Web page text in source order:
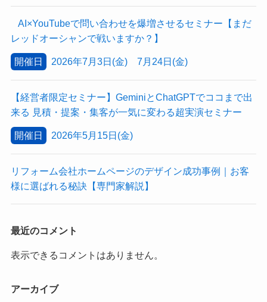
AI×YouTubeで問い合わせを爆増させるセミナー【まだ
レッドオーシャンで戦いますか？】
開催日 2026年7月3日(金) 7月24日(金)
【経営者限定セミナー】GeminiとChatGPTでココまで出
来る 見積・提案・集客が一気に変わる超実演セミナー
開催日 2026年5月15日(金)
リフォーム会社ホームページのデザイン成功事例｜お客
様に選ばれる秘訣【専門家解説】
最近のコメント
表示できるコメントはありません。
アーカイブ